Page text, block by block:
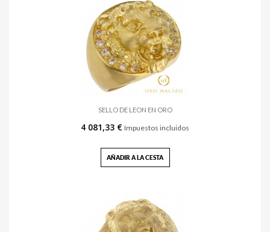
SELLO DE LEON EN ORO
4 081,33 € Impuestos incluidos
AÑADIR A LA CESTA